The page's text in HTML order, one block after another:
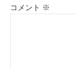
コメント ※